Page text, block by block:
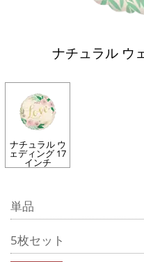
ナチュラル ウ
ナチュラル ウ
ェディング 17
インチ
単品
5枚セット